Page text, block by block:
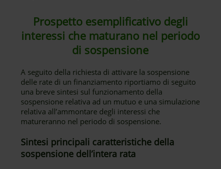
Prospetto esemplificativo degli
interessi che maturano nel periodo
di sospensione
A seguito della richiesta di attivare la sospensione
delle rate di un finanziamento riportiamo di seguito
una breve sintesi sul funzionamento della
sospensione relativa ad un mutuo e una simulazione
relativa all’ammontare degli interessi che
matureranno nel periodo di sospensione.
Sintesi principali caratteristiche della
sospensione dell’intera rata